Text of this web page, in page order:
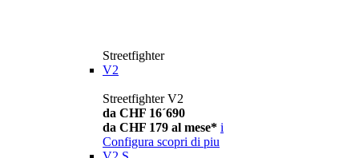
Streetfighter
V2
Streetfighter V2
da CHF 16´690
da CHF 179 al mese* i
Configura scopri di piu